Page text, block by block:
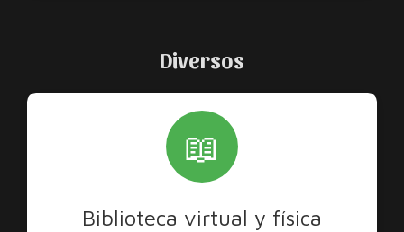
Diversos
📖
Biblioteca virtual y física